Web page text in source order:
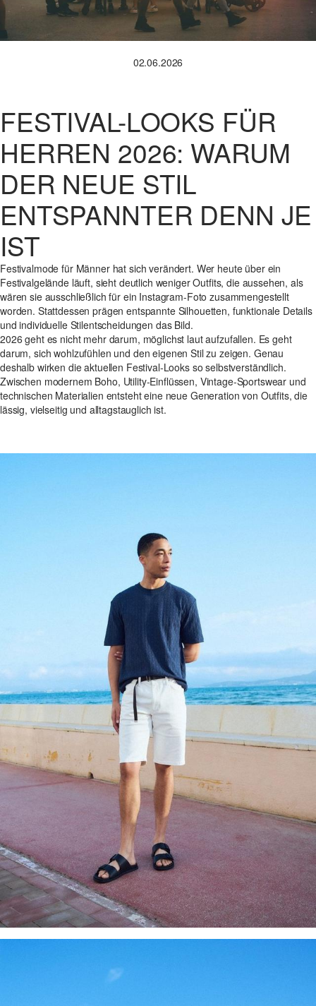
02.06.2026
FESTIVAL-LOOKS FÜR
HERREN 2026: WARUM
DER NEUE STIL
ENTSPANNTER DENN JE
IST
Festivalmode für Männer hat sich verändert. Wer heute über ein
Festivalgelände läuft, sieht deutlich weniger Outfits, die aussehen, als
wären sie ausschließlich für ein Instagram-Foto zusammengestellt
worden. Stattdessen prägen entspannte Silhouetten, funktionale Details
und individuelle Stilentscheidungen das Bild.
2026 geht es nicht mehr darum, möglichst laut aufzufallen. Es geht
darum, sich wohlzufühlen und den eigenen Stil zu zeigen. Genau
deshalb wirken die aktuellen Festival-Looks so selbstverständlich.
Zwischen modernem Boho, Utility-Einflüssen, Vintage-Sportswear und
technischen Materialien entsteht eine neue Generation von Outfits, die
lässig, vielseitig und alltagstauglich ist.